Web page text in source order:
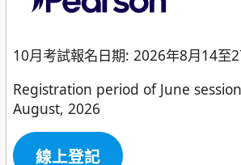
10月考試報名日期: 2026年8月14至
Registration period of June
August, 2026
線上登記